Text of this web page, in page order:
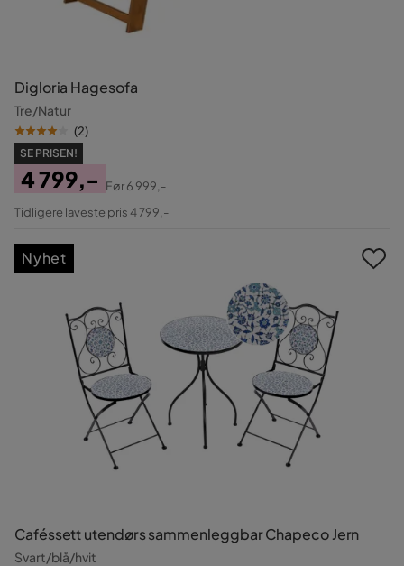
Digloria Hagesofa
Tre/Natur
(2)
SE PRISEN!
Pris
4 799,-
Original
Før6 999,-
Tidligere laveste pris 4 799,-
Caféssett utendørs sammenleggbar Chapeco Jern
Svart/blå/hvit
Nyhet